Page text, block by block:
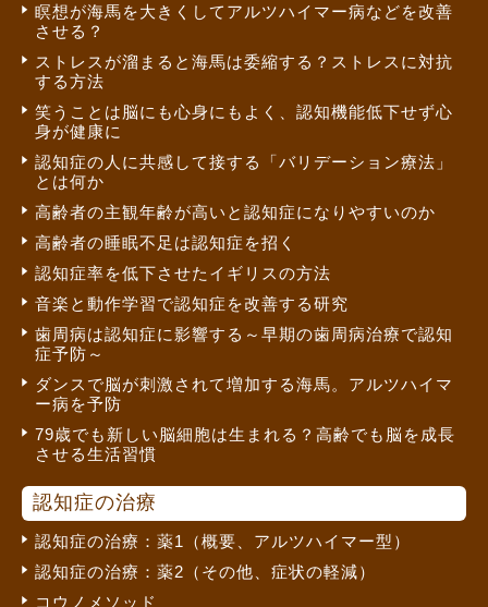
瞑想が海馬を大きくしてアルツハイマー病などを改善
させる？
ストレスが溜まると海馬は委縮する？ストレスに対抗
する方法
笑うことは脳にも心身にもよく、認知機能低下せず心
身が健康に
認知症の人に共感して接する「バリデーション療法」
とは何か
高齢者の主観年齢が高いと認知症になりやすいのか
高齢者の睡眠不足は認知症を招く
認知症率を低下させたイギリスの方法
音楽と動作学習で認知症を改善する研究
歯周病は認知症に影響する～早期の歯周病治療で認知
症予防～
ダンスで脳が刺激されて増加する海馬。アルツハイマ
ー病を予防
79歳でも新しい脳細胞は生まれる？高齢でも脳を成長
させる生活習慣
認知症の治療
認知症の治療：薬1（概要、アルツハイマー型）
認知症の治療：薬2（その他、症状の軽減）
コウノメソッド